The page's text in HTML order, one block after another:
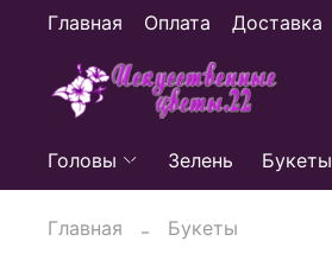
Главная Оплата Доставка
Головы Зелень Букеты
Главная Букеты